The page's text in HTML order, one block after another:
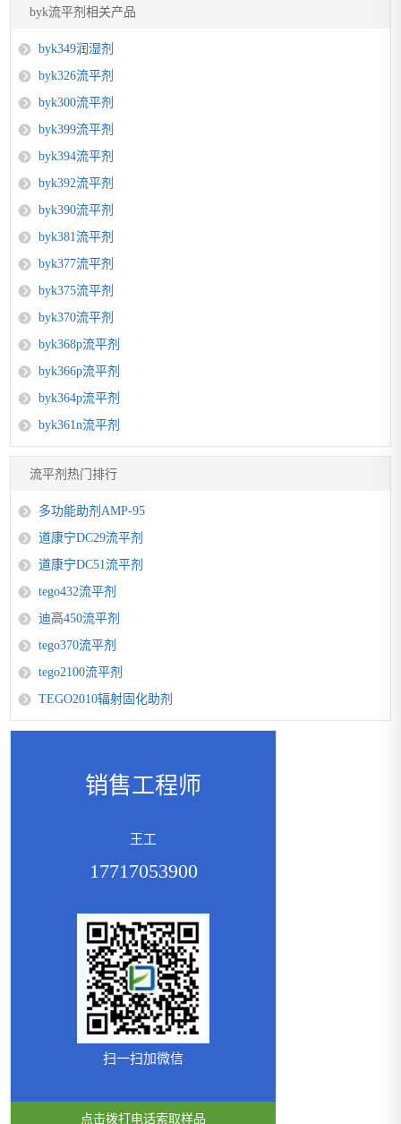
byk流平剂相关产品
byk349润湿剂
byk326流平剂
byk300流平剂
byk399流平剂
byk394流平剂
byk392流平剂
byk390流平剂
byk381流平剂
byk377流平剂
byk375流平剂
byk370流平剂
byk368p流平剂
byk366p流平剂
byk364p流平剂
byk361n流平剂
流平剂热门排行
多功能助剂AMP-95
道康宁DC29流平剂
道康宁DC51流平剂
tego432流平剂
迪高450流平剂
tego370流平剂
tego2100流平剂
TEGO2010辐射固化助剂
销售工程师
王工
17717053900
扫一扫加微信
点击拨打电话索取样品